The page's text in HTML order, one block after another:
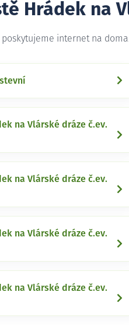
Hrádek na
internet na doma.
na Vlárské dráze č.ev.
na Vlárské dráze č.ev.
na Vlárské dráze č.ev.
na Vlárské dráze č.ev.